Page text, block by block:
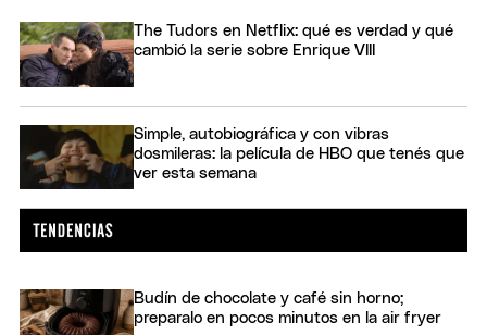
The Tudors en Netflix: qué es verdad y qué
cambió la serie sobre Enrique VIII
Simple, autobiográfica y con vibras
dosmileras: la película de HBO que tenés que
ver esta semana
Budín de chocolate y café sin horno;
preparalo en pocos minutos en la air fryer